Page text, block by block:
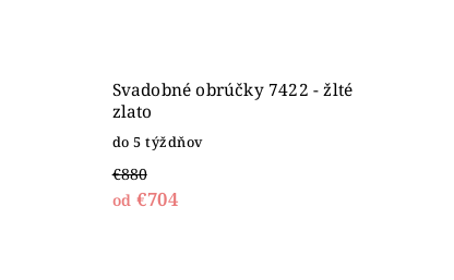
Svadobné obrúčky 7422 - žlté
zlato
do 5 týždňov
€880
od €704